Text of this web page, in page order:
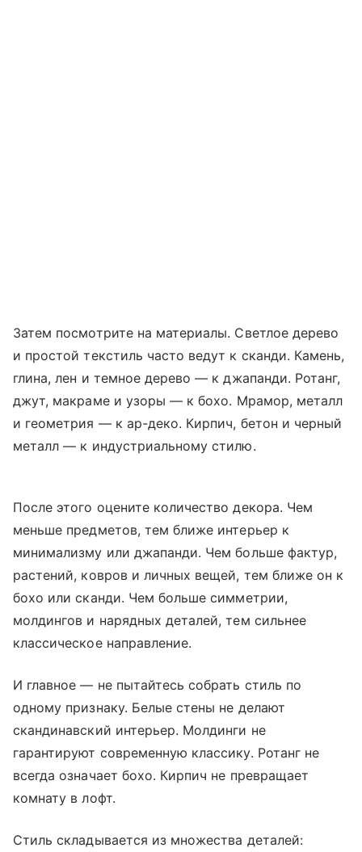
Затем посмотрите на материалы. Светлое дерево
и простой текстиль часто ведут к сканди. Камень,
глина, лен и темное дерево — к джапанди. Ротанг,
джут, макраме и узоры — к бохо. Мрамор, металл
и геометрия — к ар-деко. Кирпич, бетон и черный
металл — к индустриальному стилю.
После этого оцените количество декора. Чем
меньше предметов, тем ближе интерьер к
минимализму или джапанди. Чем больше фактур,
растений, ковров и личных вещей, тем ближе он к
бохо или сканди. Чем больше симметрии,
молдингов и нарядных деталей, тем сильнее
классическое направление.
И главное — не пытайтесь собрать стиль по
одному признаку. Белые стены не делают
скандинавский интерьер. Молдинги не
гарантируют современную классику. Ротанг не
всегда означает бохо. Кирпич не превращает
комнату в лофт.
Стиль складывается из множества деталей: